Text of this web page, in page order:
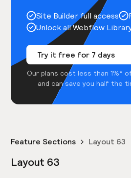
Site Builder full access
Unlock all Webflow
Try it free for 7 days
Our plans cost less than 1%*
and can save you half the
Feature Sections Layout 63
Layout 63